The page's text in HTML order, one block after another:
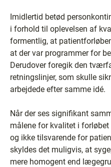
Imidlertid betød
i forhold til oplevelsen af
formentlig, at
at der var programmer for
Derudover foregik den
retningslinjer, som skulle
arbejdede efter samme idé.
Når der ses signifikant
målene for kvalitet i
og ikke tilsvarende for
skyldes det muligvis, at
mere homogent end